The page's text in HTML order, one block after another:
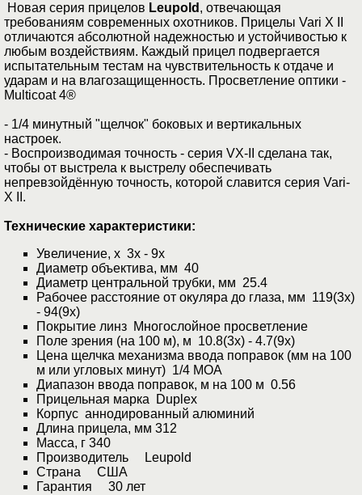
Новая серия прицелов Leupold , отвечающая
требованиям современных охотников. Прицелы Vari X II
отличаются абсолютной надежностью и устойчивостью к
любым воздействиям. Каждый прицел подвергается
испытательным тестам на чувствительность к отдаче и
ударам и на влагозащищенность. Просветление оптики -
Multicoat 4®
- 1/4 минутный "щелчок" боковых и вертикальных
настроек.
- Воспроизводимая точность - серия VX-II сделана так,
чтобы от выстрела к выстрелу обеспечивать
непревзойдённую точность, которой славится серия Vari-
X II.
Технические характеристики:
Увеличение, х 3x - 9x
Диаметр объектива, мм 40
Диаметр центральной трубки, мм 25.4
Рабочее расстояние от окуляра до глаза, мм 119(3x)
- 94(9x)
Покрытие линз Многослойное просветление
Поле зрения (на 100 м), м 10.8(3x) - 4.7(9x)
Цена щелчка механизма ввода поправок (мм на 100
м или угловых минут) 1/4 MOA
Диапазон ввода поправок, м на 100 м 0.56
Прицельная марка Duplex
Корпус аннодированный алюминий
Длина прицела, мм 312
Масса, г 340
Производитель Leupold
Страна США
Гарантия 30 лет